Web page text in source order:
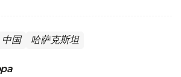
中国 哈萨克斯坦